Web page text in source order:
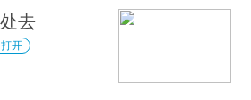
去
开